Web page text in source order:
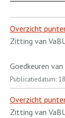
Overzicht
Zitting van
Goedkeuren
Publicatiedatum:
Overzicht
Zitting van